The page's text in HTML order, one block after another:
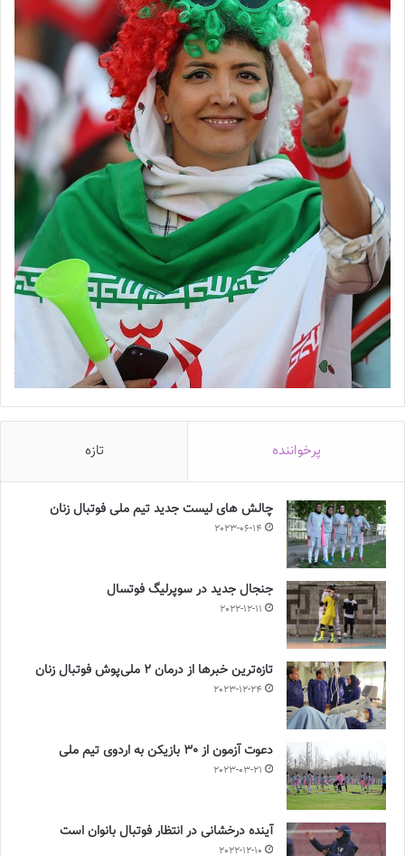
پرخواننده تازه
چالش هاى ليست جدید تيم ملى فوتبال زنان
2023-06-14
جنجال جدید در سوپرلیگ فوتسال
2022-12-11
تازه‌ترین خبرها از درمان ۲ ملی‌پوش فوتبال زنان
2023-12-24
دعوت آزمون از 30 بازیکن به اردوی تیم ملی
2023-03-21
آینده درخشانی در انتظار فوتبال بانوان است
2022-12-10